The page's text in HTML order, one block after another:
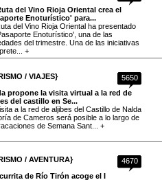
del Vino Rioja Oriental crea el
Enoturístico' para...
del Vino Rioja Oriental ha presentado
Enoturístico', una de las
del trimestre. Una de las iniciativas
+
5650
/ VIAJES}
propone la visita virtual a la red de
del castillo en Se...
a la red de aljibes del Castillo de Nalda
de Cameros será posible a lo largo de
de Semana Sant... +
4670
/ AVENTURA}
de Río Tirón acoge el I